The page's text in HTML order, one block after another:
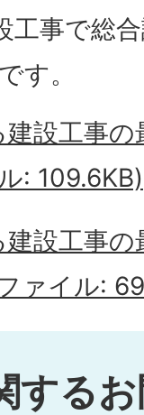
工事で総
す。
設工事
: 109.6KB)
設工事
ァイル:
する